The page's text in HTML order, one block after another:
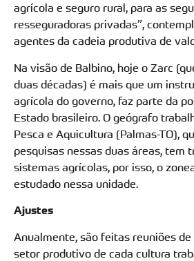
agrícola e seguro rural, para as
resseguradoras privadas”,
agentes da cadeia produtiva de
Na visão de Balbino, hoje o Zarc
duas décadas) é mais que um
agrícola do governo, faz parte da
Estado brasileiro. O geógrafo
Pesca e Aquicultura (Palmas-TO),
pesquisas nessas duas áreas, tem
sistemas agrícolas, por isso, o
estudado nessa unidade.
Ajustes
Anualmente, são feitas reuniões
setor produtivo de cada cultura